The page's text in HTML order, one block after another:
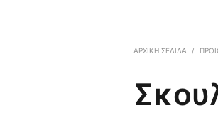
ΑΡΧΙΚΉ ΣΕΛΊΔΑ /